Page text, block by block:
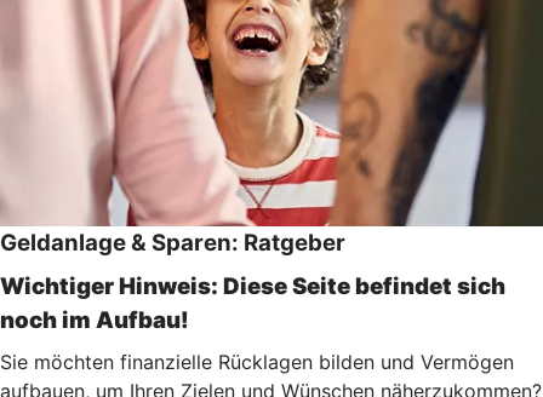
Geldanlage & Sparen: Ratgeber
Wichtiger Hinweis: Diese Seite befindet sich
noch im Aufbau!
Sie möchten finanzielle Rücklagen bilden und Vermögen
aufbauen, um Ihren Zielen und Wünschen näherzukommen?